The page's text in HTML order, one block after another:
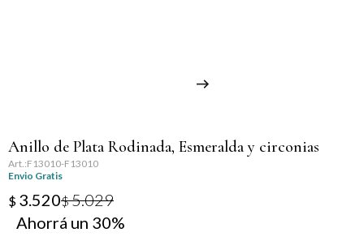
Anillo de Plata Rodinada, Esmeralda y circonias
F13010-F13010
Envio Gratis
$ 3.520$5.029
30
Día del Amigo
Día del Maestro
Día del Padre